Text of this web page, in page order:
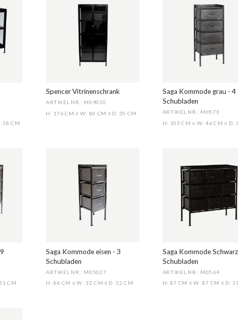
38 CM
Spencer Vitrinenschrank
ARTIKEL NR.: M09030
H: 176 CMX W: 80 CM X D: 35 CM
Saga Kommode grau - 4
Schubladen
ARTIKEL NR.: M0573
H: 105 CMX W: 46 CMX D:
CM
Saga Kommode eisen - 3
Schubladen
ARTIKEL NR.: M05027
H: 86 CM X W: 32 CM X D: 32 CM
Saga Kommode
Schubladen
ARTIKEL NR.: M0564
H: 87 CM X W: 87 CM X D: